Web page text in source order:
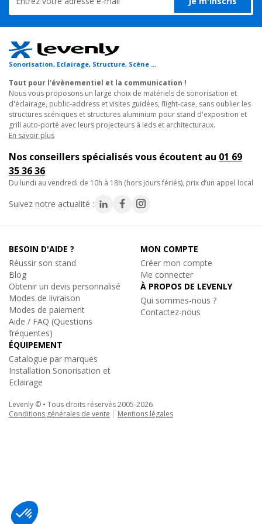
- ANTARI a conçu cette machine à mousse avec une taille plus
Comme un nombre croissant de personnes préfèrent célébrer
leurs fêtes à la maison, celle-ci répondra tout à fait à leurs
Caractéristiques techniques :
- Capacité du réservoir : 5 Litres
- Sortie : 320 ml / min
- Support : inclus
- Puissance : 230V C.A., 50 Hz
- Consommation électrique : 600W
- Dimensions (L x l x h) : 600 x 260 x 221 mm
Sonorisation, Eclairage, Structure, Scène ...
Tout pour l'évènementiel et la communication !
Nous vous proposons un large choix de matériels de sonorisation et
d'éclairage, public-address et visites guidées, flight-case, sans oublier les
structures scéniques et structures aluminium pour stand d'exposition et
grill auto-porté avec leurs projecteurs à leds et architecturaux.
En savoir plus
Nos conseillers spécialisés vous écoutent au 01 69
35 36 36
du lundi au vendredi de 10h à 18h (hors jours fériés), prix d’un appel local
Suivez notre actualité :
BESOIN D'AIDE ?
Réussir son stand
Blog
Obtenir un devis personnalisé
Modes de livraison
Modes de paiement
Aide / FAQ (Questions
fréquentes)
ÉQUIPEMENT
Catalogue par marques
Installation Sonorisation et
Eclairage
MON COMPTE
Créer mon compte
Me connecter
À PROPOS DE LEVENLY
Qui sommes-nous ?
Contactez-nous
Levenly © • Tous droits réservés 2005-2026
Conditions générales de vente
Mentions légales